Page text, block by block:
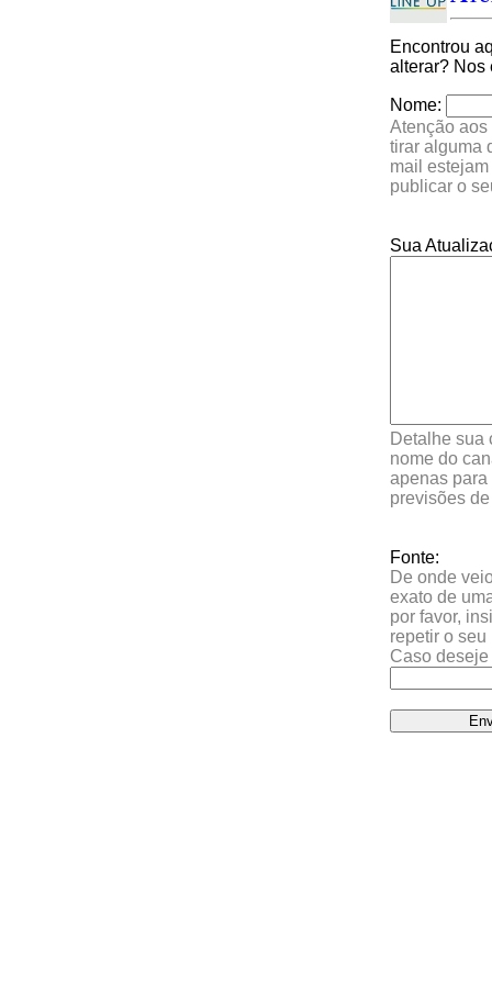
Encontrou
alterar? Nos
Nome:
Atenção aos
tirar alguma
mail
publicar o
Sua
Detalhe sua
nome do
apenas
previsões
Fonte:
De onde
exato de
por favor,
repetir o seu
Caso